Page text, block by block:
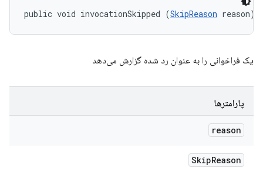
public void invocationSkipped (SkipReason reason)
یک فراخوانی را به عنوان رد شده گزارش می‌دهد
پارامترها
reason
SkipReason